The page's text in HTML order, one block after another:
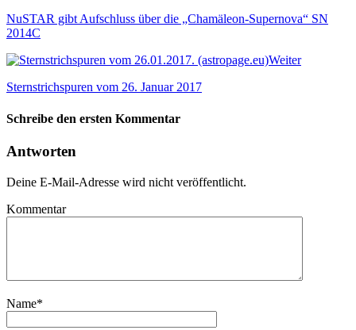
NuSTAR gibt Aufschluss über die „Chamäleon-Supernova“ SN
2014C
Weiter
Sternstrichspuren vom 26. Januar 2017
Schreibe den ersten Kommentar
Antworten
Deine E-Mail-Adresse wird nicht veröffentlicht.
Kommentar
Name*